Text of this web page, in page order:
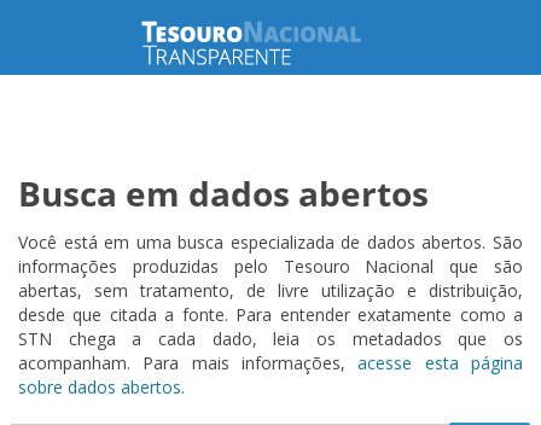
Busca em dados abertos
Você está em uma busca especializada de dados abertos. São
informações produzidas pelo Tesouro Nacional que são
abertas, sem tratamento, de livre utilização e distribuição,
desde que citada a fonte. Para entender exatamente como a
STN chega a cada dado, leia os metadados que os
acompanham. Para mais informações,acesse esta página
sobre dados abertos.